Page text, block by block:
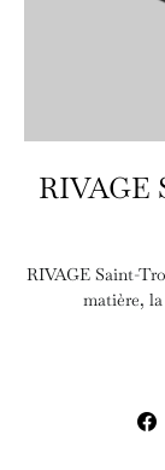
RIVAGE
RIVAGE Saint-
matière,